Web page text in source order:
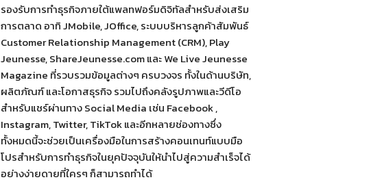
รองรับการทำธุรกิจภายใต้แพลทฟอร์มดิจิทัลสำหรับส่งเสริม
การตลาด อาทิ JMobile, JOffice, ระบบบริหารลูกค้าสัมพันธ์
Customer Relationship Management (CRM), Play
Jeunesse, ShareJeunesse.com และ We Live Jeunesse
Magazine ที่รวบรวมข้อมูลต่างๆ ครบวงจร ทั้งในด้านบริษัท,
ผลิตภัณฑ์ และโอกาสธุรกิจ รวมไปถึงคลังรูปภาพและวีดีโอ
สำหรับแชร์ผ่านทาง Social Media เช่น Facebook ,
Instagram, Twitter, TikTok และอีกหลายช่องทางซึ่ง
ทั้งหมดนี้จะช่วยเป็นเครื่องมือในการสร้างคอนเทนท์แบบมือ
โปรสำหรับการทำธุรกิจในยุคปัจจุบันให้นำไปสู่ความสำเร็จได้
อย่างง่ายดายที่ใครๆ ก็สามารถทำได้